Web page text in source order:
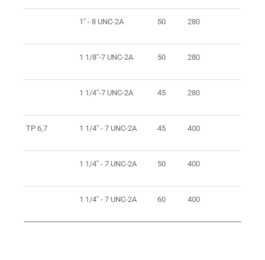
1" - 8 UNC-2A 50 280
1 1/8"-7 UNC-2A 50 280
1 1/4"-7 UNC-2A 45 280
TP 6,7 1 1/4" - 7 UNC-2A 45 400
1 1/4" - 7 UNC-2A 50 400
1 1/4" - 7 UNC-2A 60 400